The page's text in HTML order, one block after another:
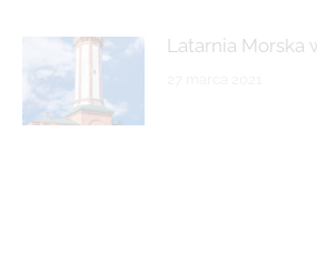
Latarnia Morska